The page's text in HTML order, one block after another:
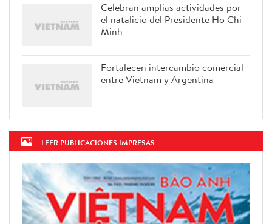
Celebran amplias actividades por
el natalicio del Presidente Ho Chi
Minh
Fortalecen intercambio comercial
entre Vietnam y Argentina
LEER PUBLICACIONES IMPRESAS